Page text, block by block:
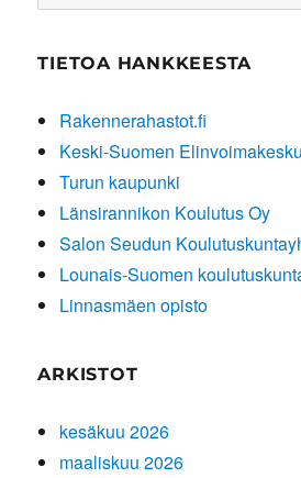
TIETOA HANKKEESTA
Rakennerahastot.fi
Keski-Suomen
Turun kaupunki
Länsirannikon Koulutus Oy
Salon Seudun
Lounais-Suomen
Linnasmäen opisto
ARKISTOT
kesäkuu 2026
maaliskuu 2026